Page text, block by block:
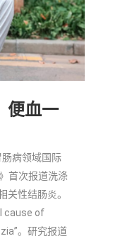
便血一
病领域国际
首次报道洗涤
关性结肠炎。
cause of
。研究报道